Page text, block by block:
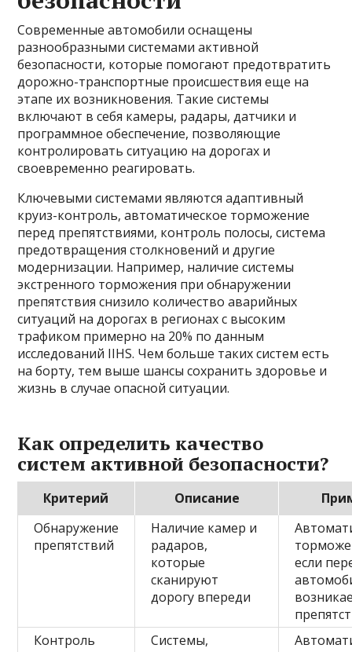
Современные автомобили оснащены
разнообразными системами активной
безопасности, которые помогают предотвратить
дорожно-транспортные происшествия еще на
этапе их возникновения. Такие системы
включают в себя камеры, радары, датчики и
программное обеспечение, позволяющие
контролировать ситуацию на дорогах и
своевременно реагировать.
Ключевыми системами являются адаптивный
круиз-контроль, автоматическое торможение
перед препятствиями, контроль полосы, система
предотвращения столкновений и другие
модернизации. Например, наличие системы
экстренного торможения при обнаружении
препятствия снизило количество аварийных
ситуаций на дорогах в регионах с высоким
трафиком примерно на 20% по данным
исследований IIHS. Чем больше таких систем есть
на борту, тем выше шансы сохранить здоровье и
жизнь в случае опасной ситуации.
Как определить качество
систем активной безопасности?
Критерий Описание
Обнаружение
препятствий
Наличие камер и
радаров,
которые
сканируют
дорогу впереди
если
Контроль
Системы,